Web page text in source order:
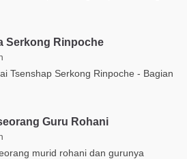
Serkong Rinpoche
Tsenshap Serkong Rinpoche - Bagian
Guru Rohani
murid rohani dan gurunya